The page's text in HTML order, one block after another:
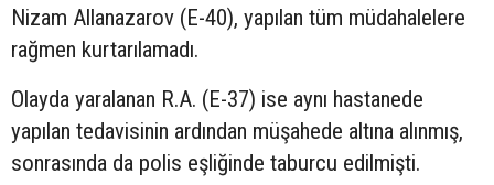
Nizam Allanazarov (E-40), yapılan tüm müdahalelere
rağmen kurtarılamadı.
Olayda yaralanan R.A. (E-37) ise aynı hastanede
yapılan tedavisinin ardından müşahede altına alınmış,
sonrasında da polis eşliğinde taburcu edilmişti.